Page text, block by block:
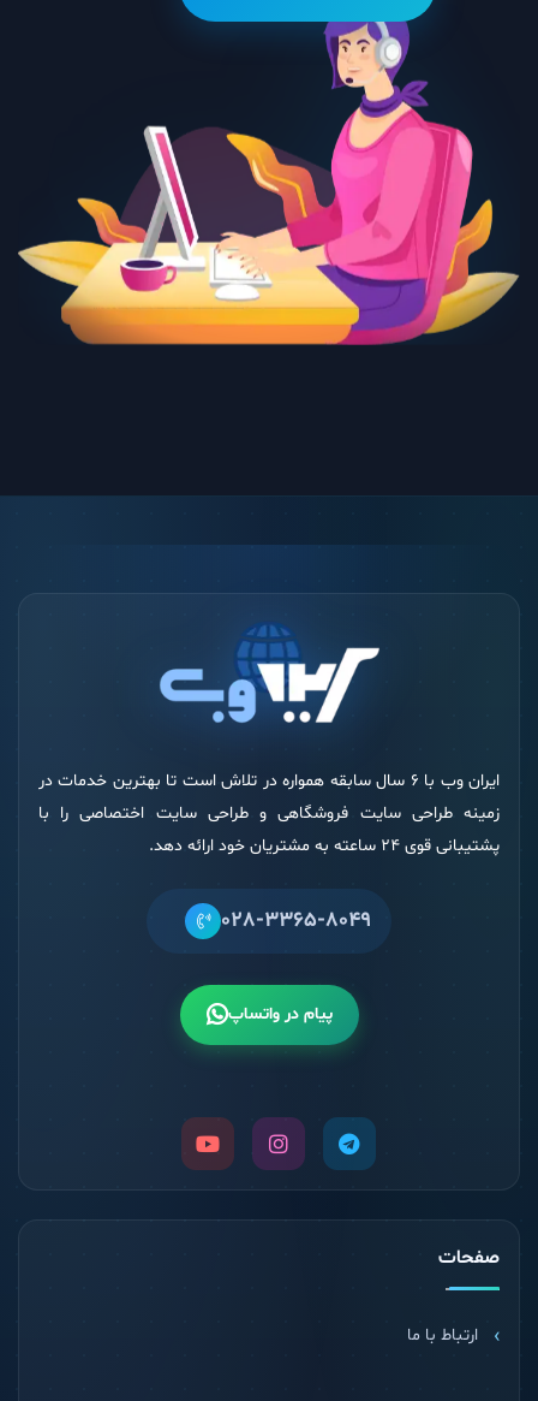
ایران وب با 6 سال سابقه همواره در تلاش است تا بهترین خدمات در
زمینه طراحی سایت فروشگاهی و طراحی سایت اختصاصی را با
پشتیبانی قوی 24 ساعته به مشتریان خود ارائه دهد.
028-3365-8049
پیام در واتساپ
صفحات
ارتباط با ما